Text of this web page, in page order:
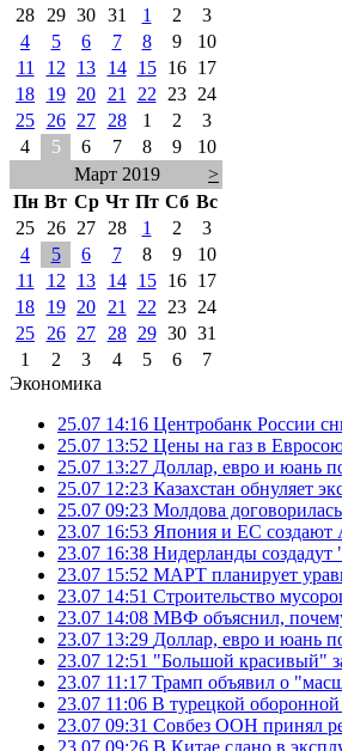
28
29 30 31 1 2
3
4
5 6 7 8 9
10
11
12 13 14 15 16
17
18
19 20 21 22 23
24
25
26 27 28 1 2
3
4
5 6 7 8 9
10
Март 2019
>
Пн Вт Ср Чт Пт Сб Вс
25
26 27 28 1 2
3
4
5 6 7 8 9
10
11
12 13 14 15 16
17
18
19 20 21 22 23
24
25
26 27 28 29 30 31
1
2 3 4 5 6
7
Экономика
25.07 14:16 Центробанк России
25.07 13:52 Цены на газ в
25.07 13:27 Доллар, евро и юань
25.07 12:23 Казахстан обнуляет
25.07 09:23 Молдова
23.07 16:53 Япония и ЕС создают
23.07 16:38 Нидерланды создадут
23.07 15:52 МАРТ планирует
23.07 14:51 Строительство
23.07 14:08 МВФ объяснил, почему
23.07 13:29 Доллар, евро и юань
23.07 12:51 "Большой красивый"
23.07 11:17 Трамп объявил о
23.07 11:06 В турецкой
23.07 09:31 Совбез ООН принял
23.07 09:26 В Китае сдано в